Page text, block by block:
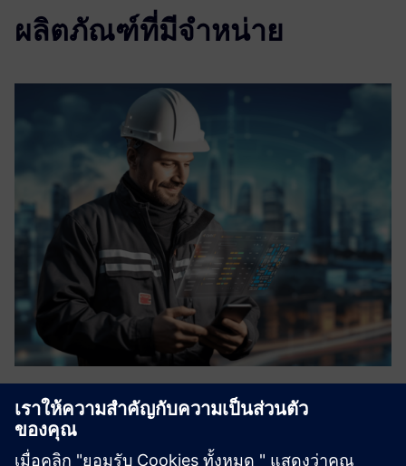
ผลิตภัณฑ์ที่มีจำหน่าย
Next-Gen FSM Platform
OverIT สนับสนุนผู้ประกอบการ วิศวกรและช่างเทคนิคที่ช่วย
เหลือพวกเขาในการแก้ข้อผิดพลาดงานบำรุงรักษาและการ